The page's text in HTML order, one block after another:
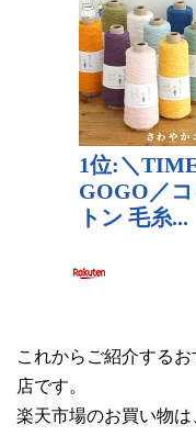
これからご紹介する
店です。
楽天市場のお買い物